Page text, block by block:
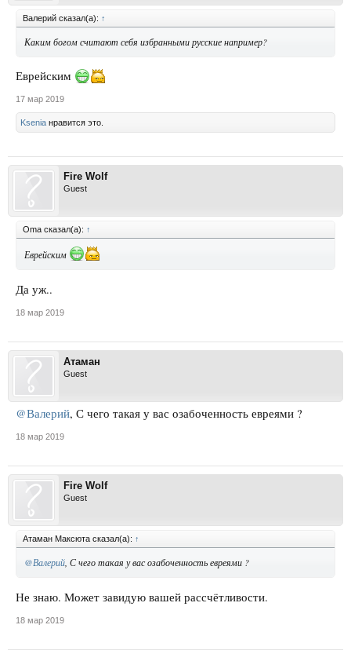
Валерий сказал(а): ↑
Каким богом считают себя избранными русские например?
Еврейским
17 мар 2019
Ksenia нравится это.
Fire Wolf
Guest
Oma сказал(а): ↑
Еврейским
Да уж..
18 мар 2019
Атаман
Guest
@Валерий, С чего такая у вас озабоченность евреями ?
18 мар 2019
Fire Wolf
Guest
Атаман Максюта сказал(а): ↑
@Валерий , С чего такая у вас озабоченность евреями ?
Не знаю. Может завидую вашей рассчётливости.
18 мар 2019